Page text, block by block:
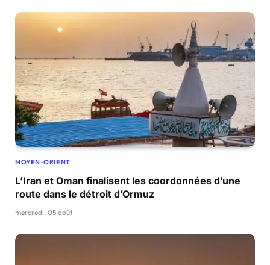
MOYEN-ORIENT
L’Iran et Oman finalisent les coordonnées d’une
route dans le détroit d’Ormuz
mercredi, 05 août